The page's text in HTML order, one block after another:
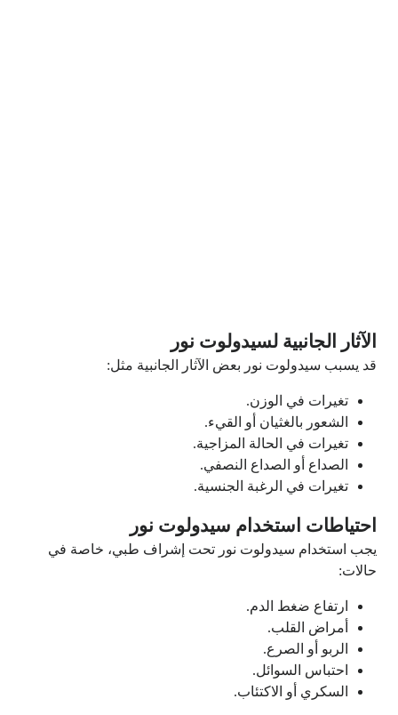
الآثار الجانبية لسيدولوت نور
قد يسبب سيدولوت نور بعض الآثار الجانبية مثل:
تغيرات في الوزن.
الشعور بالغثيان أو القيء.
تغيرات في الحالة المزاجية.
الصداع أو الصداع النصفي.
تغيرات في الرغبة الجنسية.
احتياطات استخدام سيدولوت نور
يجب استخدام سيدولوت نور تحت إشراف طبي، خاصة في
حالات:
ارتفاع ضغط الدم.
أمراض القلب.
الربو أو الصرع.
احتباس السوائل.
السكري أو الاكتئاب.